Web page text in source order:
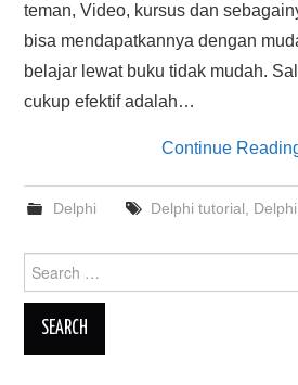
teman, Video, kursus dan
bisa mendapatkannya dengan
belajar lewat buku tidak mudah.
cukup efektif adalah…
Continue
Delphi Delphi tutorial
for: